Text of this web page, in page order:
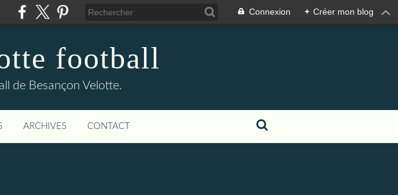
Connexion + Créer mon blog
football
de Besançon Velotte.
ARCHIVES CONTACT